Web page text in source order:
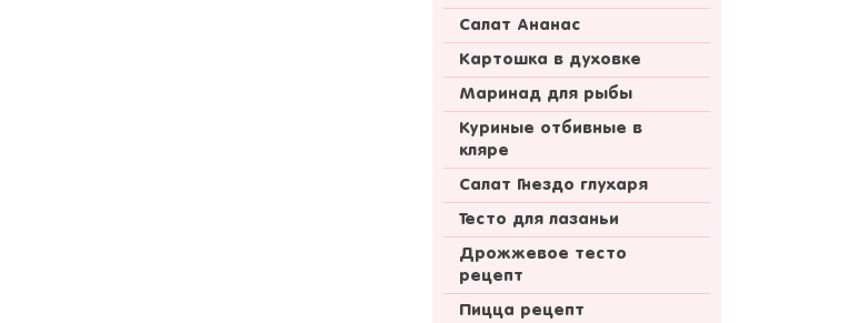
Салат Ананас
Картошка в духовке
Маринад для рыбы
Куриные отбивные в
кляре
Салат Гнездо глухаря
Тесто для лазаньи
Дрожжевое тесто
рецепт
Пицца рецепт